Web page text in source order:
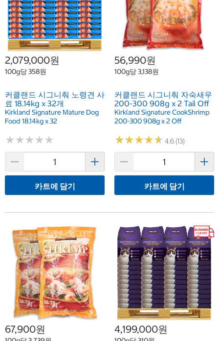
2,079,000원
100g당 358원
커클랜드 시그니춰 노령견 사
료 18.14kg x 32개
Kirkland Signature Mature Dog
Food 18.14kg x 32
★★★★★
★★★★★
카트에 담기
56,990원
100g당 3,138원
커클랜드 시그니춰 자숙새우
200-300 908g x 2 Tail Off
Kirkland Signature CookShrimp
200-300 908g x 2 Off
★★★★★
★★★★★ 4.6 (13)
카트에 담기
67,900원 4,199,000원